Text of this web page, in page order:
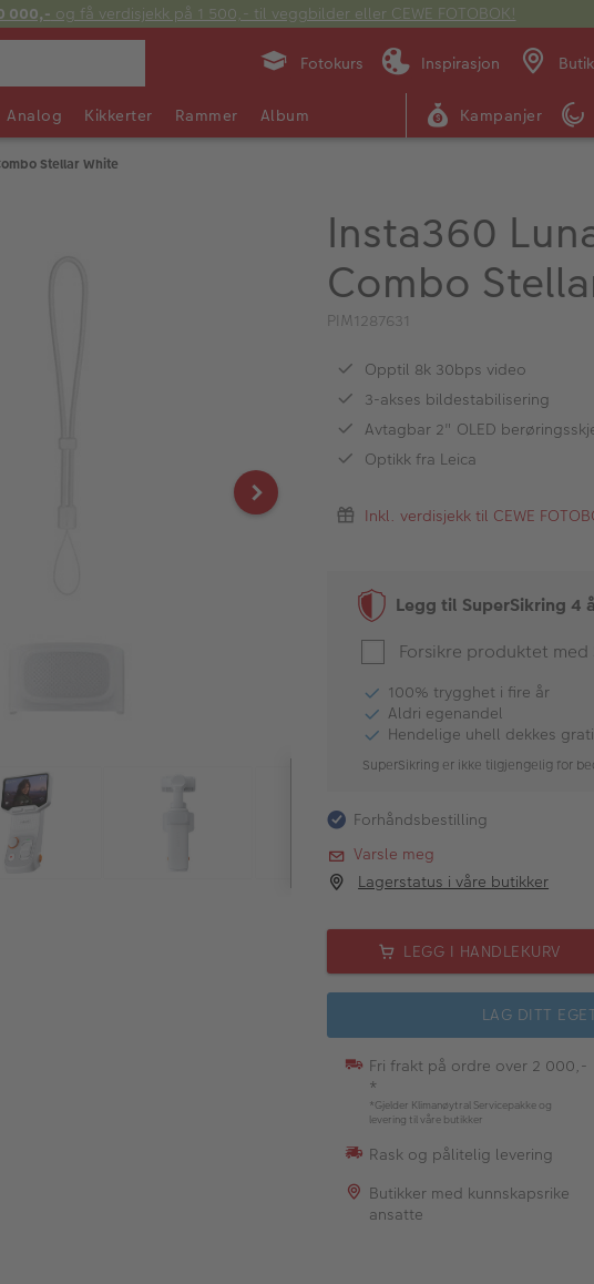
000,- og få verdisjekk på 1 500,- til veggbilder eller CEWE FOTOBOK!
Fotokurs Inspirasjon
Analog Kikkerter Rammer Album Kampanjer
Stellar White
Insta360
Combo
PIM1287631
Opptil 8k 30bps video
3-akses bildestabilisering
Avtagbar 2" OLED
Optikk fra Leica
Inkl. verdisjekk til CEWE
Legg til SuperSikring 4
Forsikre produktet med
100% trygghet i fire år
Aldri egenandel
Hendelige uhell dekkes
SuperSikring er ikke tilgjengelig for
Forhåndsbestilling
Varsle meg
Lagerstatus i våre butikker
LEGG I HANDLEKURV
LAG DITT
Fri frakt på ordre over 2 000,-
*
*Gjelder Klimanøytral Servicepakke og
levering til våre butikker
Rask og pålitelig levering
Butikker med kunnskapsrike
ansatte